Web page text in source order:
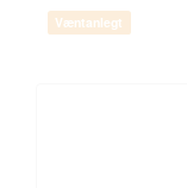
Væntanlegt